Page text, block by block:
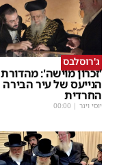
ג'רוסלבס
'זכרון מוישה': מהדורת
הנייעס של עיר הבירה
החרדית
יוסי וינר |
00:00